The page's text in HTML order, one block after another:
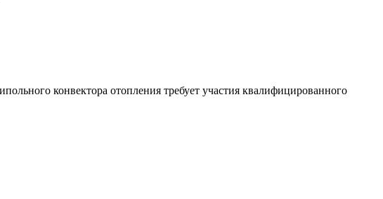
конвектора отопления требует участия квалифицированного